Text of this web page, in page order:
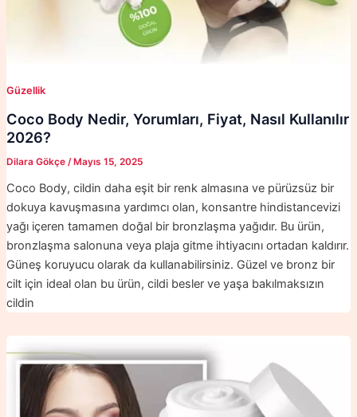
Güzellik
Coco Body Nedir, Yorumları, Fiyat, Nasıl Kullanılır
2026?
Dilara Gökçe / Mayıs 15, 2025
Coco Body, cildin daha eşit bir renk almasına ve pürüzsüz bir
dokuya kavuşmasına yardımcı olan, konsantre hindistancevizi
yağı içeren tamamen doğal bir bronzlaşma yağıdır. Bu ürün,
bronzlaşma salonuna veya plaja gitme ihtiyacını ortadan kaldırır.
Güneş koruyucu olarak da kullanabilirsiniz. Güzel ve bronz bir
cilt için ideal olan bu ürün, cildi besler ve yaşa bakılmaksızın
cildin